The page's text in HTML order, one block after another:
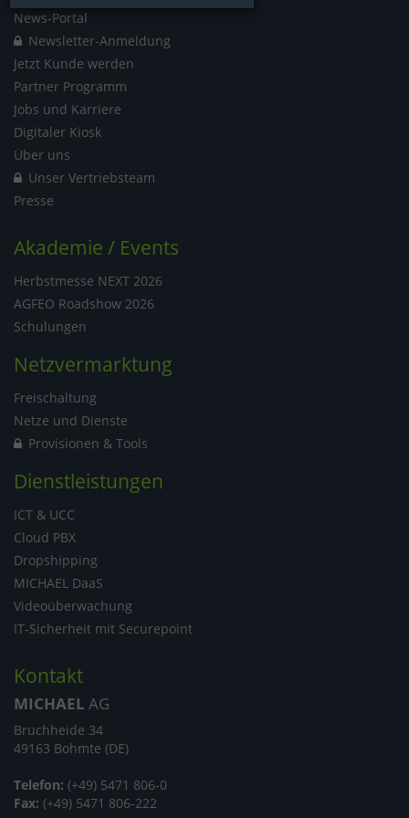
News-Portal
Newsletter-Anmeldung
Jetzt Kunde werden
Partner Programm
Jobs und Karriere
Digitaler Kiosk
Über uns
Unser Vertriebsteam
Presse
Akademie / Events
Herbstmesse NEXT 2026
AGFEO Roadshow 2026
Schulungen
Netzvermarktung
Freischaltung
Netze und Dienste
Provisionen & Tools
Dienstleistungen
ICT & UCC
Cloud PBX
Dropshipping
MICHAEL DaaS
Videoüberwachung
IT-Sicherheit mit Securepoint
Kontakt
MICHAEL AG
Bruchheide 34
49163 Bohmte (DE)
Telefon: (+49) 5471 806-0
Fax: (+49) 5471 806-222